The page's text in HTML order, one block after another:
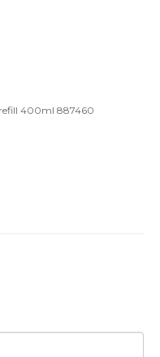
refill 400ml 887460